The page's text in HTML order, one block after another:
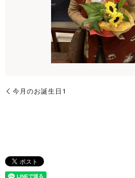
今月のお誕生日1